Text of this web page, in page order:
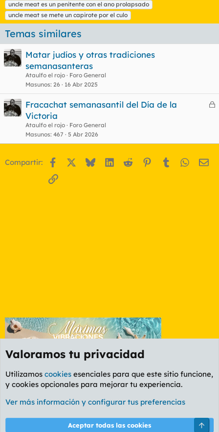
uncle meat es un penitente con el ano prolapsado
uncle meat se mete un capirote por el culo
Temas similares
Matar judíos y otras tradiciones
semanasanteras
Ataulfo el rojo
Foro General
Masunos 26 16 Abr 2025
C
a
Fracachat semanasantil del Día de la
Victoria
Ataulfo el rojo
Foro General
Masunos 467 5 Abr 2026
Compartir: Facebook BlueskyLinkedIn
Reddit Pinterest
Tumblr
Enlace
Foro General
Cookies
PL OLDSTYLE AMARILLO
Términos y reglas Política de privacidad Ayuda
Valoramos tu privacidad
Utilizamos cookies esenciales para que este sitio funcione,
y cookies opcionales para mejorar tu experiencia.
Ver más información y configurar tus preferencias
Aceptar todas las cookies